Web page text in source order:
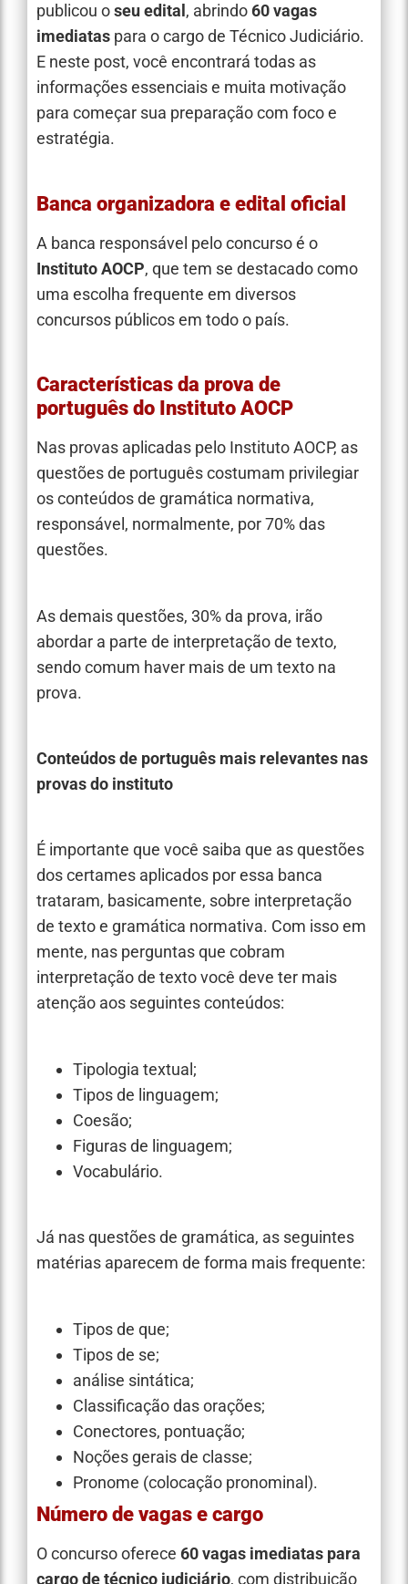
publicou oseu edital , abrindo60 vagas
imediatas para o cargo de Técnico Judiciário.
E neste post, você encontrará todas as
informações essenciais e muita motivação
para começar sua preparação com foco e
estratégia.
Banca organizadora e edital oficial
A banca responsável pelo concurso é o
Instituto AOCP, que tem se destacado como
uma escolha frequente em diversos
concursos públicos em todo o país.
Características da prova de
português do Instituto AOCP
Nas provas aplicadas pelo Instituto AOCP, as
questões de português costumam privilegiar
os conteúdos de gramática normativa,
responsável, normalmente, por 70% das
questões.
As demais questões, 30% da prova, irão
abordar a parte de interpretação de texto,
sendo comum haver mais de um texto na
prova.
Conteúdos de português mais relevantes nas
provas do instituto
É importante que você saiba que as questões
dos certames aplicados por essa banca
trataram, basicamente, sobre interpretação
de texto e gramática normativa. Com isso em
mente, nas perguntas que cobram
interpretação de texto você deve ter mais
atenção aos seguintes conteúdos:
Tipologia textual;
Tipos de linguagem;
Coesão;
Figuras de linguagem;
Vocabulário.
Já nas questões de gramática, as seguintes
matérias aparecem de forma mais frequente:
Tipos de que;
Tipos de se;
análise sintática;
Classificação das orações;
Conectores, pontuação;
Noções gerais de classe;
Pronome (colocação pronominal).
Número de vagas e cargo
O concurso oferece 60 vagas imediatas para
cargo de técnico judiciário, com distribuição